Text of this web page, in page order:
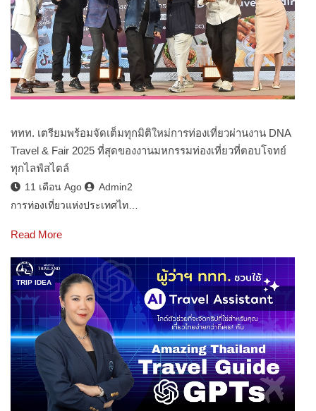
ททท. เตรียมพร้อมจัดเต็มทุกมิติใหม่การท่องเที่ยวผ่านงาน DNA
Travel & Fair 2025 ที่สุดของงานมหกรรมท่องเที่ยวที่ตอบโจทย์
ทุกไลฟ์สไตล์
11 เดือน Ago
Admin2
การท่องเที่ยวแห่งประเทศไท…
Read More
TRIP IDEA